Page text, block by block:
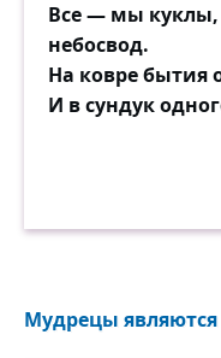
Все — мы
небосвод.
На ковре бытия
И в сундук
Мудрецы